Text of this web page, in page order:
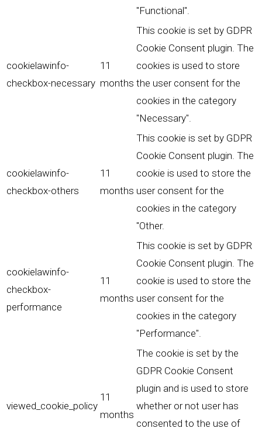
"Functional".
cookielawinfo-
checkbox-necessary
11
months
This cookie is set by GDPR
Cookie Consent plugin. The
cookies is used to store
the user consent for the
cookies in the category
"Necessary".
cookielawinfo-
checkbox-others
11
months
This cookie is set by GDPR
Cookie Consent plugin. The
cookie is used to store the
user consent for the
cookies in the category
"Other.
cookielawinfo-
checkbox-
performance
11
months
This cookie is set by GDPR
Cookie Consent plugin. The
cookie is used to store the
user consent for the
cookies in the category
"Performance".
viewed_cookie_policy
11
months
The cookie is set by the
GDPR Cookie Consent
plugin and is used to store
whether or not user has
consented to the use of